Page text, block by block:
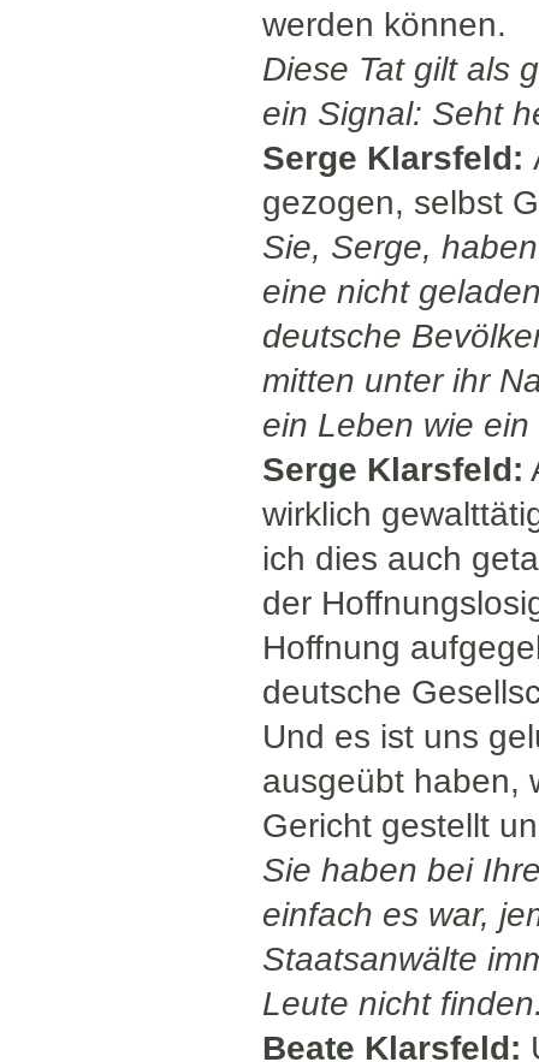
werden können.
Diese Tat gilt als
ein Signal: Seht
Serge Klarsfeld:
gezogen, selbst
Sie, Serge,
eine nicht
deutsche
mitten unter ihr
ein Leben wie
Serge Klarsfeld:
wirklich
ich dies auch
der
Hoffnung
deutsche
Und es ist uns
ausgeübt haben,
Gericht gestellt
Sie haben bei
einfach es war,
Staatsanwälte
Leute nicht
Beate Klarsfeld: